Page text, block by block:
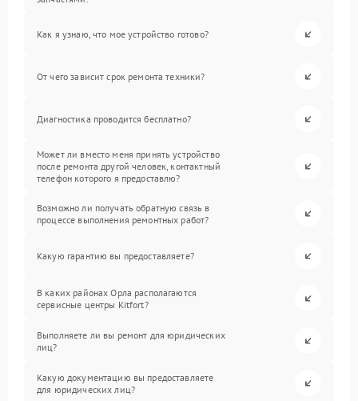
Как я узнаю, что мое устройство готово?
От чего зависит срок ремонта техники?
Диагностика проводится бесплатно?
Может ли вместо меня принять устройство
после ремонта другой человек, контактный
телефон которого я предоставлю?
Возможно ли получать обратную связь в
процессе выполнения ремонтных работ?
Какую гарантию вы предоставляете?
В каких районах Орла располагаются
сервисные центры Kitfort?
Выполняете ли вы ремонт для юридических
лиц?
Какую документацию вы предоставляете
для юридических лиц?